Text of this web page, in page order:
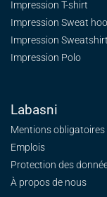
Impression T-shirt
Impression Sweat
Impression Sweatshirt
Impression Polo
Labasni
Mentions obligatoires
Emplois
Protection des
À propos de nous